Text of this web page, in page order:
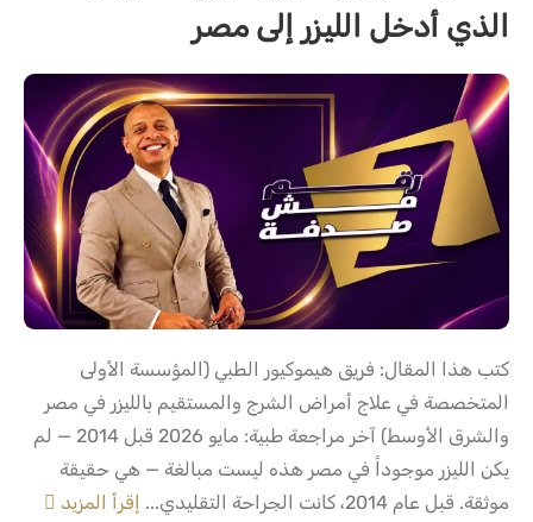
الذي أدخل الليزر إلى مصر
كتب هذا المقال: فريق هيموكيور الطبي (المؤسسة الأولى
المتخصصة في علاج أمراض الشرج والمستقيم بالليزر في مصر
والشرق الأوسط) آخر مراجعة طبية: مايو 2026 قبل 2014 — لم
يكن الليزر موجوداً في مصر هذه ليست مبالغة — هي حقيقة
موثقة. قبل عام 2014، كانت الجراحة التقليدي...
إقرأ المزيد